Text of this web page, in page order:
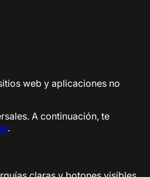
web y aplicaciones no
A continuación, te
.